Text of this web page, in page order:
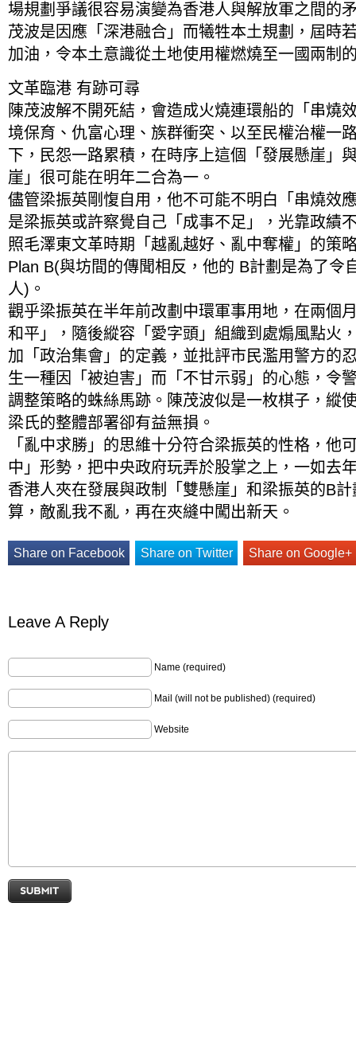
場規劃爭議很容易演變為香港人與解放軍之間的
茂波是因應「深港融合」而犧牲本土規劃，屆時
加油，令本土意識從土地使用權燃燒至一國兩制
文革臨港 有跡可尋
陳茂波解不開死結，會造成火燒連環船的「串燒
境保育、仇富心理、族群衝突、以至民權治權一
下，民怨一路累積，在時序上這個「發展懸崖」
崖」很可能在明年二合為一。
儘管梁振英剛愎自用，他不可能不明白「串燒效
是梁振英或許察覺自己「成事不足」，光靠政績
照毛澤東文革時期「越亂越好、亂中奪權」的策
Plan B(與坊間的傳聞相反，他的 B計劃是為了令
人)。
觀乎梁振英在半年前改劃中環軍事用地，在兩個
和平」，隨後縱容「愛字頭」組織到處煽風點火
加「政治集會」的定義，並批評市民濫用警方的
生一種因「被迫害」而「不甘示弱」的心態，令
調整策略的蛛絲馬跡。陳茂波似是一枚棋子，縱
梁氏的整體部署卻有益無損。
「亂中求勝」的思維十分符合梁振英的性格，他
中」形勢，把中央政府玩弄於股掌之上，一如去
香港人夾在發展與政制「雙懸崖」和梁振英的B
算，敵亂我不亂，再在夾縫中闖出新天。
Share on Facebook Share on Twitter Share on Google+
Leave A Reply
Name (required)
Mail (will not be published) (required)
Website